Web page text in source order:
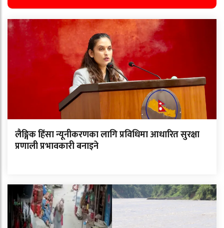
लैङ्गिक हिंसा न्यूनीकरणका लागि प्रविधिमा आधारित सुरक्षा
प्रणाली प्रभावकारी बनाइने